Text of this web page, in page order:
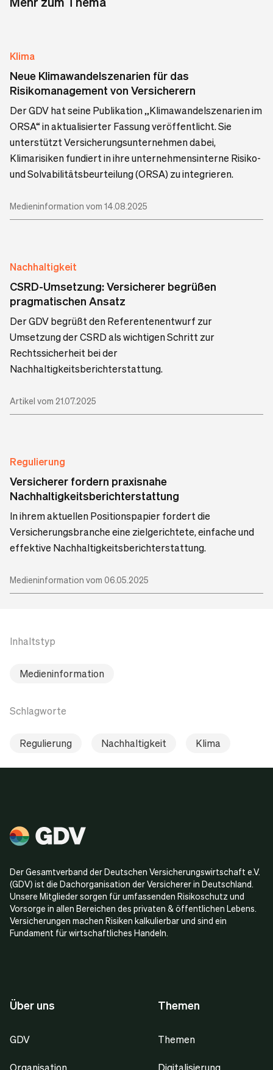
Klima
Neue Klimawandelszenarien für das
Risikomanagement von Versicherern
Der GDV hat seine Publikation „Klimawandelszenarien im
ORSA“ in aktualisierter Fassung veröffentlicht. Sie
unterstützt Versicherungsunternehmen dabei,
Klimarisiken fundiert in ihre unternehmensinterne Risiko-
und Solvabilitätsbeurteilung (ORSA) zu integrieren.
Medieninformation vom 14.08.2025
Nachhaltigkeit
CSRD-Umsetzung: Versicherer begrüßen
pragmatischen Ansatz
Der GDV begrüßt den Referentenentwurf zur
Umsetzung der CSRD als wichtigen Schritt zur
Rechtssicherheit bei der
Nachhaltigkeitsberichterstattung.
Artikel vom 21.07.2025
Regulierung
Versicherer fordern praxisnahe
Nachhaltigkeitsberichterstattung
In ihrem aktuellen Positionspapier fordert die
Versicherungsbranche eine zielgerichtete, einfache und
effektive Nachhaltigkeitsberichterstattung.
Medieninformation vom 06.05.2025
Inhaltstyp
Medieninformation
Schlagworte
Regulierung Nachhaltigkeit Klima
Der Gesamtverband der Deutschen Versicherungswirtschaft e.V.
(GDV) ist die Dachorganisation der Versicherer in Deutschland.
Unsere Mitglieder sorgen für umfassenden Risikoschutz und
Vorsorge in allen Bereichen des privaten & öffentlichen Lebens.
Versicherungen machen Risiken kalkulierbar und sind ein
Fundament für wirtschaftliches Handeln.
Über uns
GDV
Organisation
Themen
Themen
Digitalisierung